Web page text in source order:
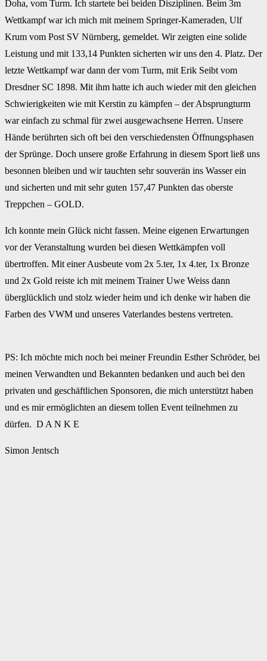
Doha, vom Turm. Ich startete bei beiden Disziplinen. Beim 3m
Wettkampf war ich mich mit meinem Springer-Kameraden, Ulf
Krum vom Post SV Nürnberg, gemeldet. Wir zeigten eine solide
Leistung und mit 133,14 Punkten sicherten wir uns den 4. Platz. Der
letzte Wettkampf war dann der vom Turm, mit Erik Seibt vom
Dresdner SC 1898. Mit ihm hatte ich auch wieder mit den gleichen
Schwierigkeiten wie mit Kerstin zu kämpfen – der Absprungturm
war einfach zu schmal für zwei ausgewachsene Herren. Unsere
Hände berührten sich oft bei den verschiedensten Öffnungsphasen
der Sprünge. Doch unsere große Erfahrung in diesem Sport ließ uns
besonnen bleiben und wir tauchten sehr souverän ins Wasser ein
und sicherten und mit sehr guten 157,47 Punkten das oberste
Treppchen – GOLD.
Ich konnte mein Glück nicht fassen. Meine eigenen Erwartungen
vor der Veranstaltung wurden bei diesen Wettkämpfen voll
übertroffen. Mit einer Ausbeute vom 2x 5.ter, 1x 4.ter, 1x Bronze
und 2x Gold reiste ich mit meinem Trainer Uwe Weiss dann
überglücklich und stolz wieder heim und ich denke wir haben die
Farben des VWM und unseres Vaterlandes bestens vertreten.
PS: Ich möchte mich noch bei meiner Freundin Esther Schröder, bei
meinen Verwandten und Bekannten bedanken und auch bei den
privaten und geschäftlichen Sponsoren, die mich unterstützt haben
und es mir ermöglichten an diesem tollen Event teilnehmen zu
dürfen. D A N K E
Simon Jentsch